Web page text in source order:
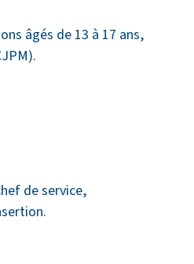
âgés de 13 à 17 ans,
de service,